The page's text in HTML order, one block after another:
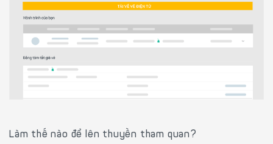
Làm thế nào để lên thuyền tham quan?